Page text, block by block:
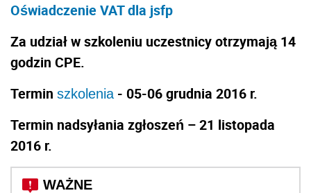
Oświadczenie VAT dla jsfp
Za udział w szkoleniu uczestnicy otrzymają 14
godzin CPE.
Termin szkolenia- 05-06 grudnia 2016 r.
Termin nadsyłania zgłoszeń – 21 listopada
2016 r.